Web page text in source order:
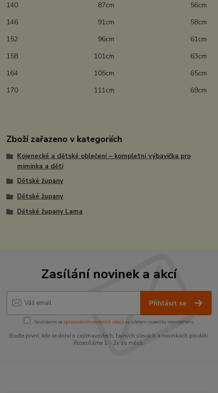
140 87cm 56cm
146 91cm 58cm
152 96cm 61cm
158 101cm 63cm
164 105cm 65cm
170 111cm 69cm
Zboží zařazeno v kategoriích
Kojenecké a dětské oblečení – kompletní výbavička pro
miminka a děti
Dětské župany
Dětské župany
Dětské župany Lama
Zasílání novinek a akcí
Přihlásit se
Souhlasím se zpracováním osobních údajůza účelem rozesílky newsletteru.
Buďte první, kdo se dozví o zajímavostech, tajných slevách a novinkách pro děti.
Rozesíláme 1 - 2x za měsíc.